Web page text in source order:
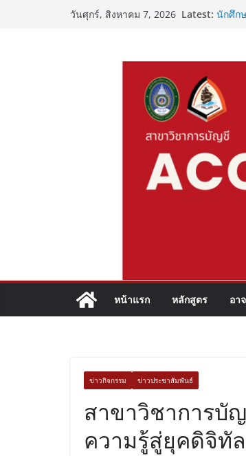
วันศุกร์, สิงหาคม 7, 2026 Latest: นักศึก
ปฐมนิ
หน้าแรก หลักสูตร อา
ข่าวกิจกรรม ข่าวประชาสัมพันธ์
สาขาวิชาการบั
ความรู้สู่ยุคดิจิทัล